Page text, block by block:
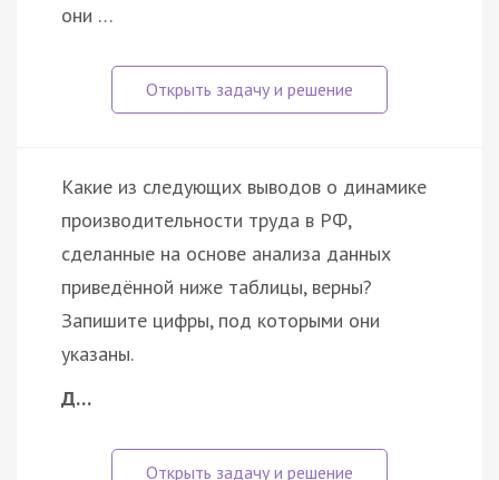
они …
Какие из следующих выводов о динамике
производительности труда в РФ,
сделанные на основе анализа данных
приведённой ниже таблицы, верны?
Запишите цифры, под которыми они
указаны.
Д…